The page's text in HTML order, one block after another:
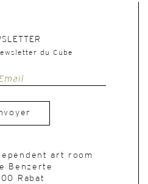
du Cube
art room
Benzerte
Rabat